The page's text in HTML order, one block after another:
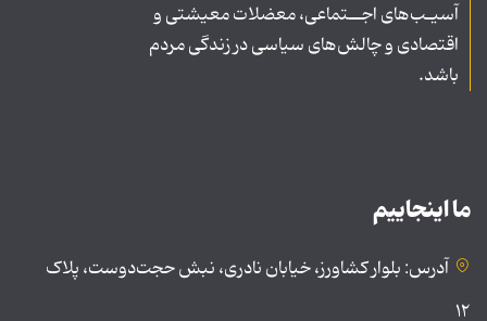
آسیـب‌های اجــتماعی، معضلات معیشتی و
اقتصادی و چالش‌های سیاسی در زندگی مردم
باشد.
ما اینجاییم
آدرس: بلوار کشاورز، خیابان نادری، نبش حجت‌دوست، پلاک
۱۲